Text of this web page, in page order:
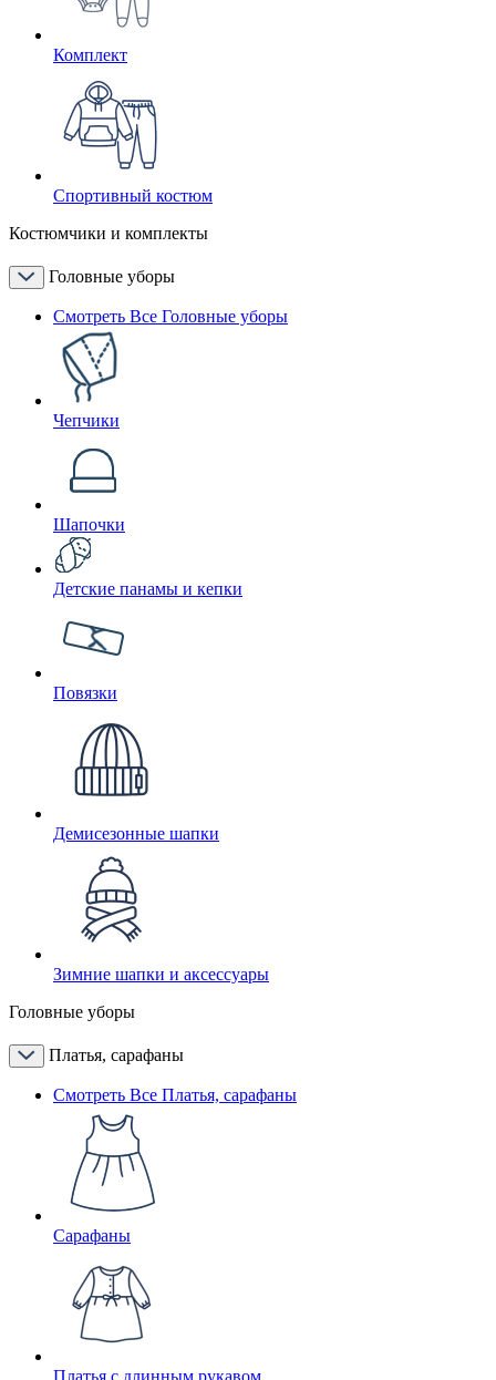
Комплект
Спортивный костюм
Костюмчики и комплекты
Головные уборы
Смотреть Все Головные уборы
Чепчики
Шапочки
Детские панамы и кепки
Повязки
Демисезонные шапки
Зимние шапки и аксессуары
Головные уборы
Платья, сарафаны
Смотреть Все Платья, сарафаны
Сарафаны
Платья с длинным рукавом